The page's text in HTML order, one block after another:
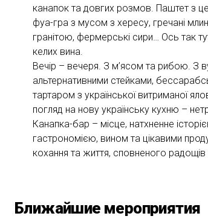
канапок та довгих розмов. Паштет з
фуа-гра з мусом з хересу, гречані
гранітою, фермерські сири… Ось так
келих вина.
Вечір – вечеря. З м’ясом та рибою. З
альтернативними стейками,
тартаром з української витриманої
погляд на нову українську кухню –
Канапка-бар – місце, натхненне
гастрономією, вином та цікавими
кохання та життя, сповненого
Ближайшие мероприятия